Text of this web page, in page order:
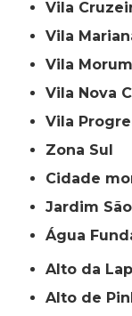
Vila
Vila
Vila
Vila Nova
Vila
Zona Sul
cidade
jardim
Água
Alto da
Alto de